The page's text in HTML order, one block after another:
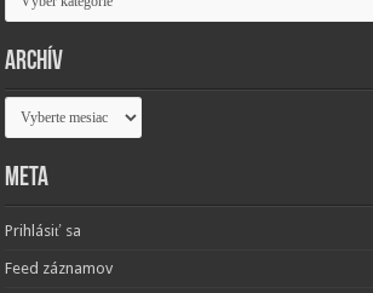
Archív
Archív
Meta
Prihlásiť sa
Feed záznamov